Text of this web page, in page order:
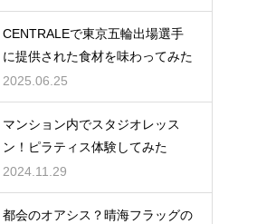
CENTRALEで東京五輪出場選手
に提供された食材を味わってみた
2025.06.25
マンション内でスタジオレッス
ン！ピラティス体験してみた
2024.11.29
都会のオアシス？晴海フラッグの